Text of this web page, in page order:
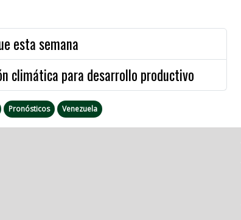
esta semana
climática para desarrollo productivo
Pronósticos Venezuela